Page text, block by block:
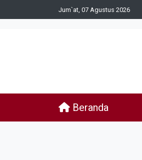
Jum`at, 07 Agustus 2026
Beranda